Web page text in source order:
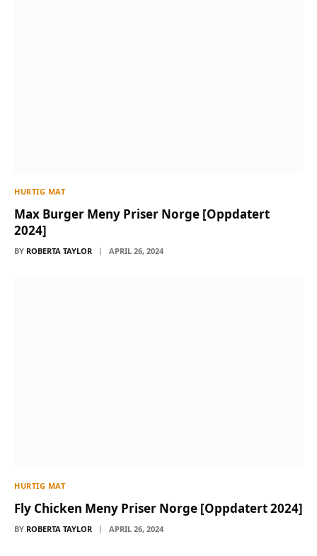
HURTIG MAT
Max Burger Meny Priser Norge [Oppdatert
2024]
BY ROBERTA TAYLOR APRIL 26, 2024
HURTIG MAT
Fly Chicken Meny Priser Norge [Oppdatert 2024]
BY ROBERTA TAYLOR APRIL 26, 2024